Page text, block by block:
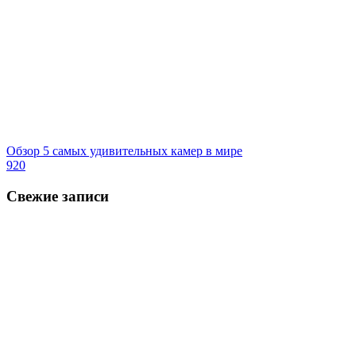
Обзор 5 самых удивительных камер в мире
920
Свежие записи